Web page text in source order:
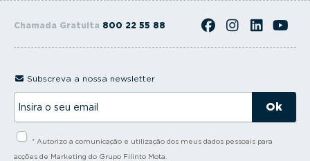
Chamada Gratuita 800 22 55 88
Subscreva a nossa newsletter
s
* Autorizo a comunicação e utilização dos meus dados pessoais para
acções de Marketing do Grupo Filinto Mota.